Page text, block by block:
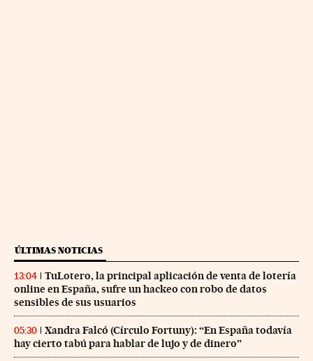
ÚLTIMAS NOTICIAS
13:04
TuLotero, la principal aplicación de venta de lotería
online en España, sufre un hackeo con robo de datos
sensibles de sus usuarios
05:30
Xandra Falcó (Círculo Fortuny): “En España todavía
hay cierto tabú para hablar de lujo y de dinero”